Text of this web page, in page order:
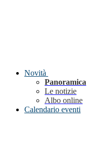
Novità
Panoramica
Le notizie
Albo online
Calendario eventi